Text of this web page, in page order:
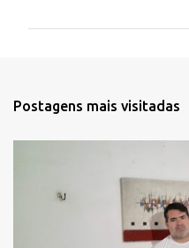
Postagens mais visitadas